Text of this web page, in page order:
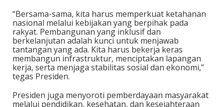
“Bersama-sama, kita harus memperkuat ketahanan
nasional melalui kebijakan yang berpihak pada
rakyat. Pembangunan yang inklusif dan
berkelanjutan adalah kunci untuk menjawab
tantangan yang ada. Kita harus bekerja keras
membangun infrastruktur, menciptakan lapangan
kerja, serta menjaga stabilitas sosial dan ekonomi,”
tegas Presiden.
Presiden juga menyoroti pemberdayaan masyarakat
melalui pendidikan, kesehatan, dan kesejahteraan